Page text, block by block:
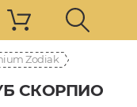
Zodiak
СКОРПИО